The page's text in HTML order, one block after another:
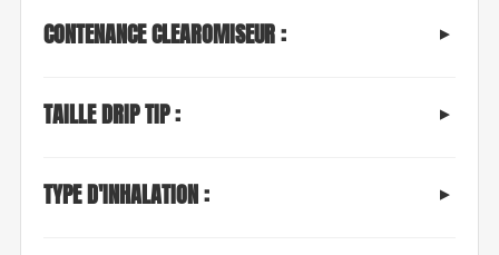
CONTENANCE CLEAROMISEUR :
TAILLE DRIP TIP :
TYPE D'INHALATION :